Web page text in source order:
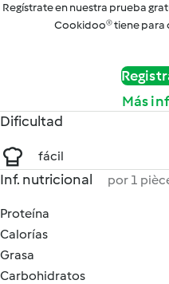
Regístrate en nuestra prueba
Cookidoo® tiene para
Más
Dificultad
fácil
Inf. nutricional por 1
Proteína
Calorías
Grasa
Carbohidratos